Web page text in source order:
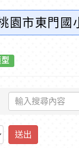
園市東門國
送出